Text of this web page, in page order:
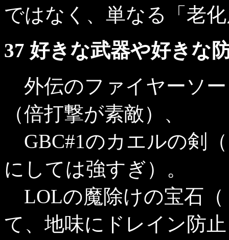
ではなく、単なる「老
37 好きな武器や好きな
外伝のファイヤーソ
（倍打撃が素敵）、
GBC#1のカエルの剣
にしては強すぎ）。
LOLの魔除けの宝石（
て、地味にドレイン防